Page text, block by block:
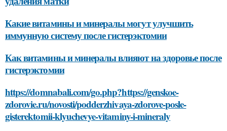
Какие витамины и минералы могут улучшить
иммунную систему после гистерэктомии
Как витамины и минералы влияют на здоровье после
гистерэктомии
https://domnabali.com/go.php?https://genskoe-
zdorovie.ru/novosti/podderzhivaya-zdorove-posle-
gisterektomii-klyuchevye-vitaminy-i-mineraly